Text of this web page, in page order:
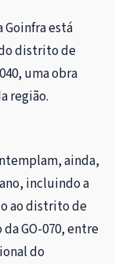
está
distrito de
uma obra
região.
ainda,
incluindo a
ao distrito de
GO-070, entre
do